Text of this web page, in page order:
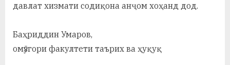
давлат хизмати содиқона анҷом хоҳанд дод.
Баҳриддин Умаров,
омӯзгори факултети таърих ва ҳуқуқ